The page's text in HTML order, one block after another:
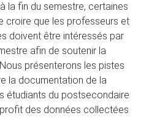
la fin du semestre, certaines
croire que les professeurs et
doivent être intéressés par
afin de soutenir la
présenterons les pistes
la documentation de la
étudiants du postsecondaire
des données collectées